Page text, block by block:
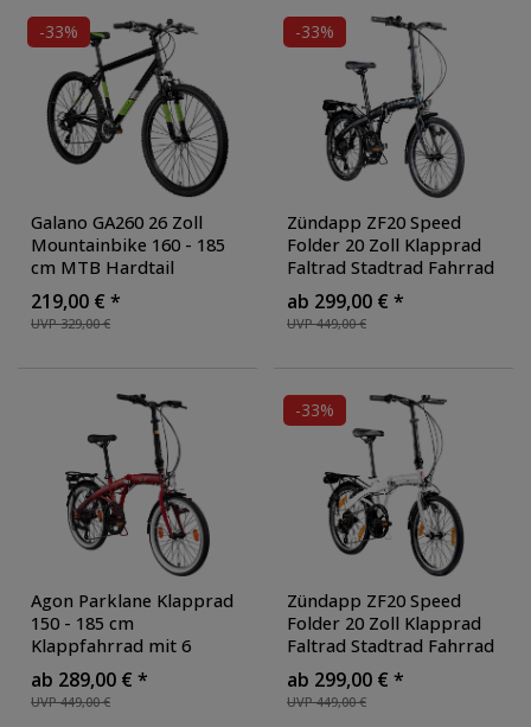
-33%
Galano GA260 26 Zoll
Mountainbike 160 - 185
cm MTB Hardtail
Fahrrad 21 Gänge V-
Brakes Jugendliche
unisex, Farbe:
UVP 329,00 €
219,00 € *
-33%
Zündapp ZF20 Speed
Folder 20 Zoll Klapprad
Faltrad Stadtrad Fahrrad
faltbar Klappfahrrad
StVZO, Farbe: schwarz
UVP 449,00 €
ab 299,00 € *
Agon Parklane Klapprad
150 - 185 cm
Klappfahrrad mit 6
Gängen Fahrrad Faltrad
mit Beleuchtung StVZO
und Fahrradständer
UVP 449,00 €
ab 289,00 € *
-33%
Zündapp ZF20 Speed
Folder 20 Zoll Klapprad
Faltrad Stadtrad Fahrrad
faltbar Klappfahrrad
StVZO, Farbe: weiß
UVP 449,00 €
ab 299,00 € *